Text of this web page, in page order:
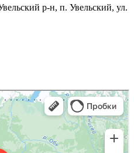
р-н, п. Увельский, ул.